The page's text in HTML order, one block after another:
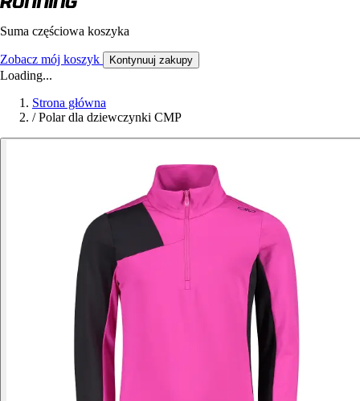
Suma częściowa koszyka
Zobacz mój koszyk Kontynuuj zakupy
Loading...
Strona główna
/ Polar dla dziewczynki CMP